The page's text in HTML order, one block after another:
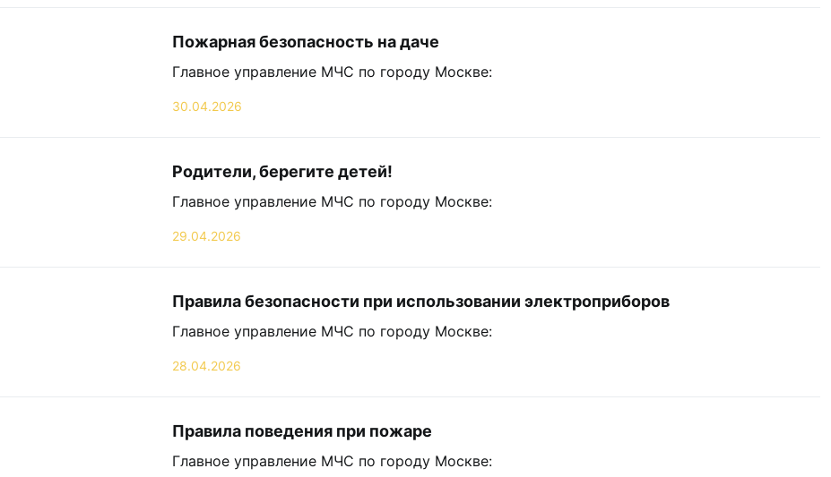
Пожарная безопасность на даче
Главное управление МЧС по городу Москве:
30.04.2026
Родители, берегите детей!
Главное управление МЧС по городу Москве:
29.04.2026
Правила безопасности при использовании электроприборов
Главное управление МЧС по городу Москве:
28.04.2026
Правила поведения при пожаре
Главное управление МЧС по городу Москве: